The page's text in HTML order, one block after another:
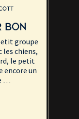
BON
groupe
les chiens,
le petit
encore un
…